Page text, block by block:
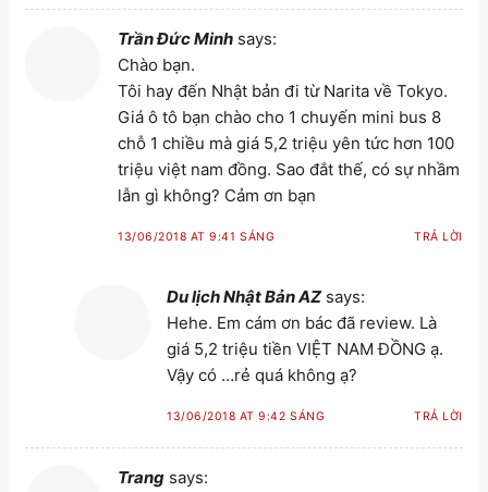
Trần Đức Minh says:
Chào bạn.
Tôi hay đến Nhật bản đi từ Narita về Tokyo.
Giá ô tô bạn chào cho 1 chuyến mini bus 8
chỗ 1 chiều mà giá 5,2 triệu yên tức hơn 100
triệu việt nam đồng. Sao đắt thế, có sự nhầm
lẫn gì không? Cảm ơn bạn
13/06/2018 AT 9:41 SÁNG TRẢ LỜI
Du lịch Nhật Bản AZ says:
Hehe. Em cám ơn bác đã review. Là
giá 5,2 triệu tiền VIỆT NAM ĐỒNG ạ.
Vậy có …rẻ quá không ạ?
13/06/2018 AT 9:42 SÁNG TRẢ LỜI
Trang says: